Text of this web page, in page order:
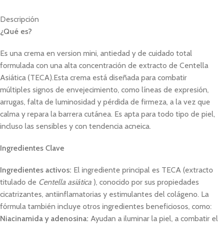
Descripción
¿Qué es?
Es una crema en version mini, antiedad y de cuidado total
formulada con una alta concentración de extracto de Centella
Asiática (TECA).Esta crema está diseñada para combatir
múltiples signos de envejecimiento, como líneas de expresión,
arrugas, falta de luminosidad y pérdida de firmeza, a la vez que
calma y repara la barrera cutánea. Es apta para todo tipo de piel,
incluso las sensibles y con tendencia acneica.
Ingredientes Clave
Ingredientes activos: El ingrediente principal es TECA (extracto
titulado de Centella asiática ), conocido por sus propiedades
cicatrizantes, antiinflamatorias y estimulantes del colágeno. La
fórmula también incluye otros ingredientes beneficiosos, como:
Niacinamida y adenosina: Ayudan a iluminar la piel, a combatir el